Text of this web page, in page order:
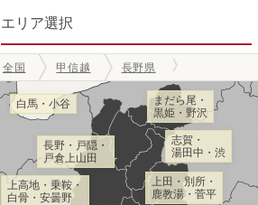
エリア選択
全国 甲信越 長野県
長野・戸隠・
戸倉上山田
志賀・
湯田中・渋
上田・別所・
鹿教湯・菅平
白馬・小谷
上高地・乗鞍・
白骨・安曇野
まだら尾・
黒姫・野沢